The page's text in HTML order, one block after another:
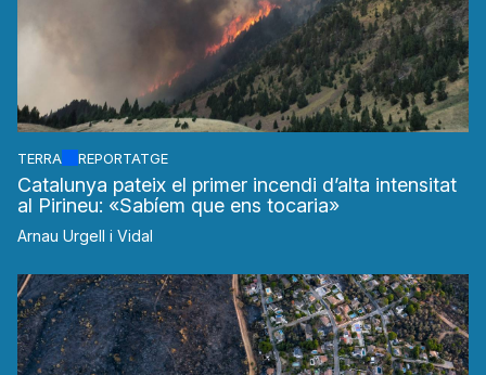
TERRA REPORTATGE
Catalunya pateix el primer incendi d’alta intensitat
al Pirineu: «Sabíem que ens tocaria»
Arnau Urgell i Vidal